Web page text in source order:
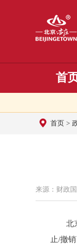
首
首页 >
来源：财政
北京
止/撤